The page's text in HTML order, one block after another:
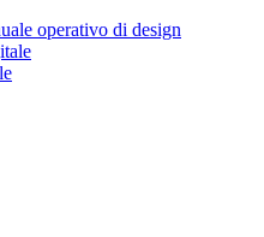
operativo di design